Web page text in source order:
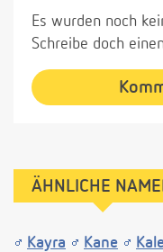
Es wurden noch
Schreibe doch
ÄHNLICHE
Kayra Kane